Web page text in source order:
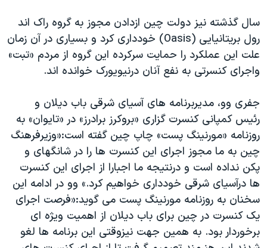
سال گذشته نیز دولت چین ازدادن مجوز به گروه راک اند
رول بریتانیایی (Oasis) خودداری کرد و بسیاری در آن زمان
علت این عملکرد را حمایت سرکرده این گروه از مردم «تبت»
واجرای کنسرتی به نفع آنان درنیویورک خوانده اند.
جفری وو، مدیربرنامه های آسیای شرقی باب دیلان و
رئیس کمپانی کنسرت گزاری «بروکرز برادرز» در «تایوان» به
روزنامه «مورنینگ پست» چاپ چین گفته است:«وزیرفرهنگ
چین به ما مجوز اجرای این کنسرت ها را در شانگهای و
پکن نداده است و درنتیجه ما اجبارا از اجرای این کنسرت
ها درآسیای شرقی خودداری خواهیم کرد.» وو در ادامه این
سخنان به روزنامه مورنینگ پست می گوید:«فرصت اجرای
یک کنسرت در چین برای باب دیلان از اهمیت ویژه ای
برخوردار بود. به همین جهت نیزوقتی این برنامه ها لغو